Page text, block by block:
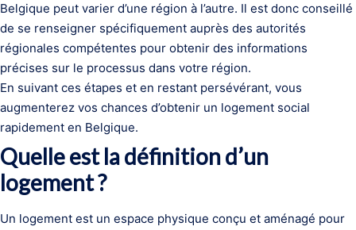
Belgique peut varier d’une région à l’autre. Il est donc conseillé
de se renseigner spécifiquement auprès des autorités
régionales compétentes pour obtenir des informations
précises sur le processus dans votre région.
En suivant ces étapes et en restant persévérant, vous
augmenterez vos chances d’obtenir un logement social
rapidement en Belgique.
Quelle est la définition d’un
logement ?
Un logement est un espace physique conçu et aménagé pour